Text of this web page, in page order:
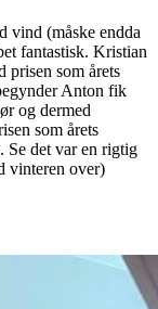
vind (måske endda
fantastisk. Kristian
prisen som årets
Anton fik
og dermed
som årets
det var en rigtig
vinteren over)